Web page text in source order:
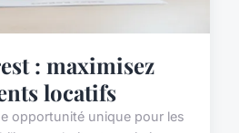
: maximisez
locatifs
opportunité unique pour les